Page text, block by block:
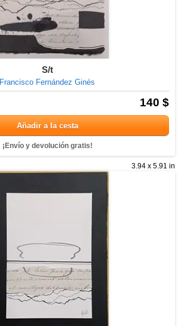
S/t
Francisco Fernández Ginés
140 $
Añadir a la cesta
¡Envío y devolución gratis!
3.94 x 5.91 in